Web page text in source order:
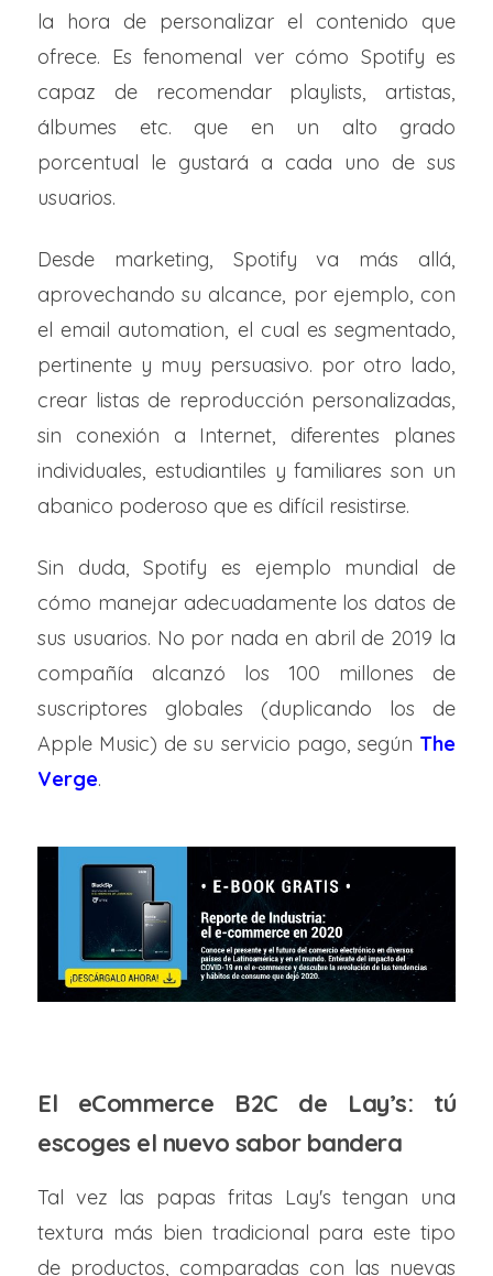
la hora de personalizar el contenido que
ofrece. Es fenomenal ver cómo Spotify es
capaz de recomendar playlists, artistas,
álbumes etc. que en un alto grado
porcentual le gustará a cada uno de sus
usuarios.
Desde marketing, Spotify va más allá,
aprovechando su alcance, por ejemplo, con
el email automation, el cual es segmentado,
pertinente y muy persuasivo. por otro lado,
crear listas de reproducción personalizadas,
sin conexión a Internet, diferentes planes
individuales, estudiantiles y familiares son un
abanico poderoso que es difícil resistirse.
Sin duda, Spotify es ejemplo mundial de
cómo manejar adecuadamente los datos de
sus usuarios. No por nada en abril de 2019 la
compañía alcanzó los 100 millones de
suscriptores globales (duplicando los de
Apple Music) de su servicio pago, según The
Verge.
El eCommerce B2C de Lay’s: tú
escoges el nuevo sabor bandera
Tal vez las papas fritas Lay's tengan una
textura más bien tradicional para este tipo
de productos, comparadas con las nuevas